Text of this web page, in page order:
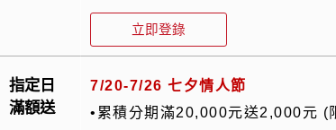
立即登錄
指定日
滿額送
7/20-7/26七夕情人節
•累積分期滿20,000元送2,000元 (